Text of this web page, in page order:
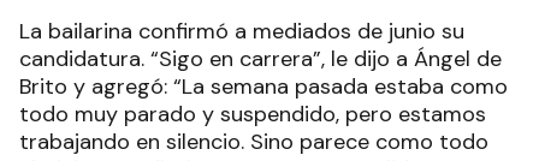
La bailarina confirmó a mediados de junio su
candidatura. “Sigo en carrera”, le dijo a Ángel de
Brito y agregó: “La semana pasada estaba como
todo muy parado y suspendido, pero estamos
trabajando en silencio. Sino parece como todo